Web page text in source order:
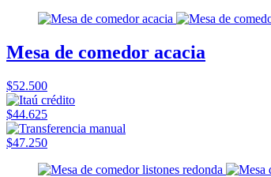
Mesa de comedor acacia
$52.500
$44.625
$47.250